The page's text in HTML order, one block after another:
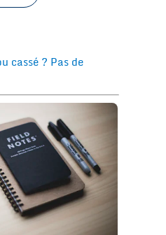
cassé ? Pas de